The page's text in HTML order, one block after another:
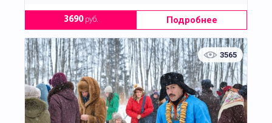
3690руб. Подробнее
3565